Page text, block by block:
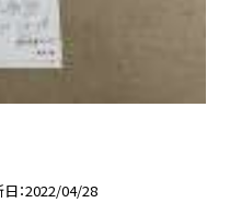
日 2022/04/28